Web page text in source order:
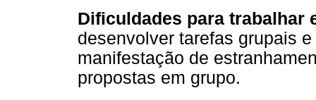
Dificuldades para trabalhar
desenvolver tarefas grupais
manifestação de
propostas em grupo.